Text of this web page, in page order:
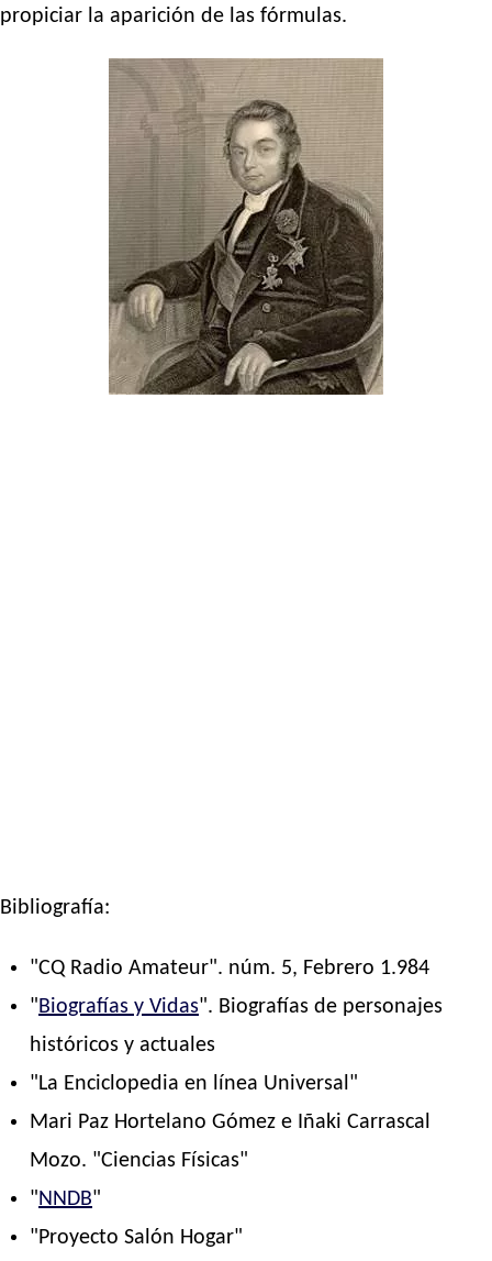
propiciar la aparición de las fórmulas.
Bibliografía:
"CQ Radio Amateur". núm. 5, Febrero 1.984
"Biografías y Vidas". Biografías de personajes
históricos y actuales
"La Enciclopedia en línea Universal"
Mari Paz Hortelano Gómez e Iñaki Carrascal
Mozo. "Ciencias Físicas"
"NNDB"
"Proyecto Salón Hogar"